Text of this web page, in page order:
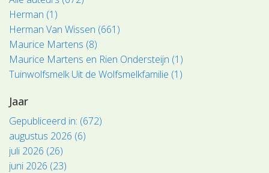
Herman (1)
Herman Van Wissen (661)
Maurice Martens (8)
Maurice Martens en Rien Ondersteijn (1)
Tuinwolfsmelk Uit de Wolfsmelkfamilie (1)
Jaar
Gepubliceerd in: (672)
augustus 2026 (6)
juli 2026 (26)
juni 2026 (23)